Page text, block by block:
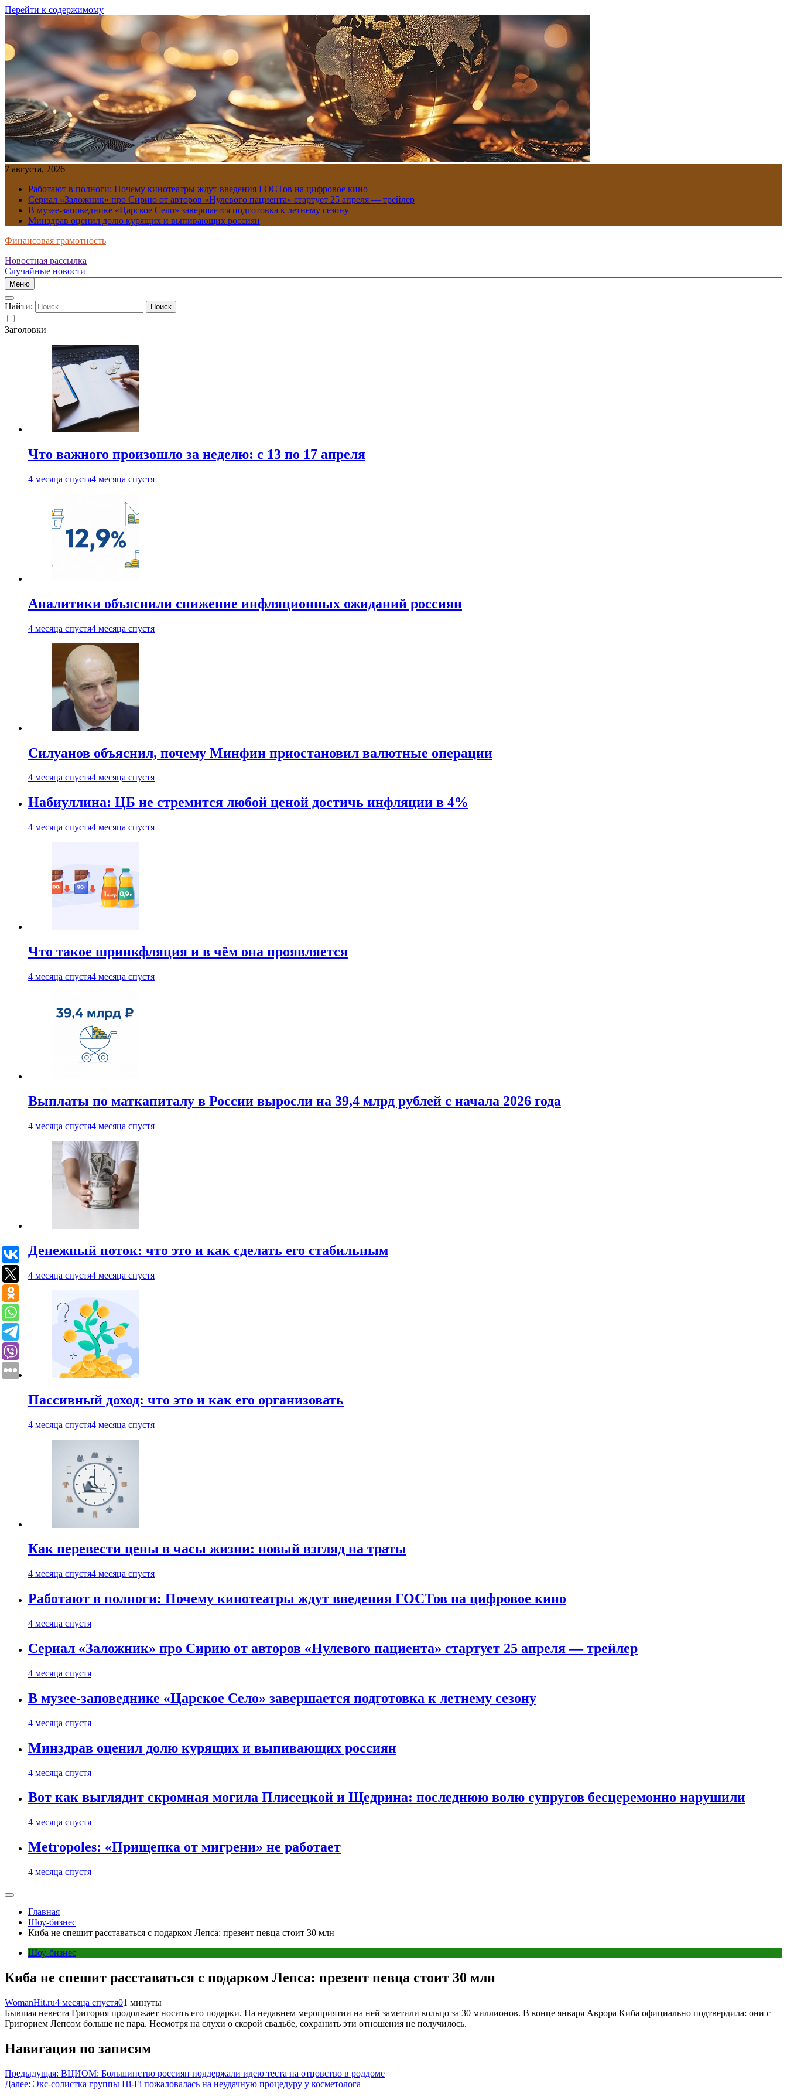
Перейти к содержимому
7 августа, 2026
Работают в полноги: Почему кинотеатры ждут введения ГОСТов на цифровое кино
Сериал «Заложник» про Сирию от авторов «Нулевого пациента» стартует 25 апреля — трейлер
В музее-заповеднике «Царское Село» завершается подготовка к летнему сезону
Минздрав оценил долю курящих и выпивающих россиян
Финансовая грамотность
Новостная рассылка
Случайные новости
Меню
Найти:
Заголовки
Что важного произошло за неделю: с 13 по 17 апреля
4 месяца спустя4 месяца спустя
Аналитики объяснили снижение инфляционных ожиданий россиян
4 месяца спустя4 месяца спустя
Силуанов объяснил, почему Минфин приостановил валютные операции
4 месяца спустя4 месяца спустя
Набиуллина: ЦБ не стремится любой ценой достичь инфляции в 4%
4 месяца спустя4 месяца спустя
Что такое шринкфляция и в чём она проявляется
4 месяца спустя4 месяца спустя
Выплаты по маткапиталу в России выросли на 39,4 млрд рублей с начала 2026 года
4 месяца спустя4 месяца спустя
Денежный поток: что это и как сделать его стабильным
4 месяца спустя4 месяца спустя
Пассивный доход: что это и как его организовать
4 месяца спустя4 месяца спустя
Как перевести цены в часы жизни: новый взгляд на траты
4 месяца спустя4 месяца спустя
Работают в полноги: Почему кинотеатры ждут введения ГОСТов на цифровое кино
4 месяца спустя
Сериал «Заложник» про Сирию от авторов «Нулевого пациента» стартует 25 апреля — трейлер
4 месяца спустя
В музее-заповеднике «Царское Село» завершается подготовка к летнему сезону
4 месяца спустя
Минздрав оценил долю курящих и выпивающих россиян
4 месяца спустя
Вот как выглядит скромная могила Плисецкой и Щедрина: последнюю волю супругов бесцеремонно нарушили
4 месяца спустя
Metropoles: «Прищепка от мигрени» не работает
4 месяца спустя
Главная
Шоу-бизнес
Киба не спешит расставаться с подарком Лепса: презент певца стоит 30 млн
Шоу-бизнес
Киба не спешит расставаться с подарком Лепса: презент певца стоит 30 млн
WomanHit.ru4 месяца спустя01 минуты
Бывшая невеста Григория продолжает носить его подарки. На недавнем мероприятии на ней заметили кольцо за 30 миллионов. В конце января Аврора Киба официально подтвердила: они с
Григорием Лепсом больше не пара. Несмотря на слухи о скорой свадьбе, сохранить эти отношения не получилось.
Навигация по записям
Предыдущая: ВЦИОМ: Большинство россиян поддержали идею теста на отцовство в роддоме
Далее: Экс-солистка группы Hi-Fi пожаловалась на неудачную процедуру у косметолога